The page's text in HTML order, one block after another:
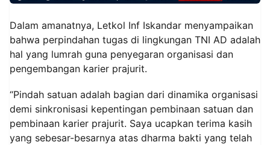
Dalam amanatnya, Letkol Inf Iskandar menyampaikan
bahwa perpindahan tugas di lingkungan TNI AD adalah
hal yang lumrah guna penyegaran organisasi dan
pengembangan karier prajurit.
“Pindah satuan adalah bagian dari dinamika organisasi
demi sinkronisasi kepentingan pembinaan satuan dan
pembinaan karier prajurit. Saya ucapkan terima kasih
yang sebesar-besarnya atas dharma bakti yang telah